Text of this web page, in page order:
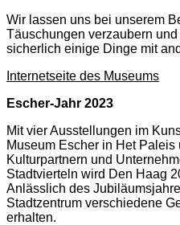
Wir lassen uns bei unserem
Täuschungen verzaubern
sicherlich einige Dinge mit
Internetseite des Museums
Escher-Jahr 2023
Mit vier Ausstellungen im
Museum Escher in Het
Kulturpartnern und
Stadtvierteln wird Den Haag
Anlässlich des
Stadtzentrum verschiedene
erhalten.